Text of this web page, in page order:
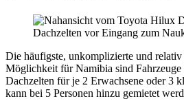
Person im Doppelzimmer:
Lodges und Gästefarmen, ab
festen Unterkünften, ab ca.
Campingreisen
3 Wochen Namibia:ab ca.
Die häufigste, unkomplizierte und
Möglichkeit für Namibia sind Fahrzeuge
Dachzelten für je 2 Erwachsene oder 3
kann bei 5 Personen hinzu gemietet